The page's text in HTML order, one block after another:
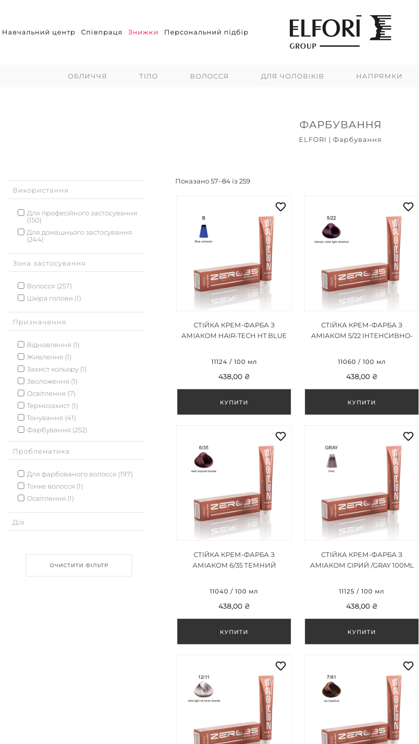
Навчальний центр Співпраця Знижки Персональний підбір
ОБЛИЧЧЯ ТІЛО ВОЛОССЯ ДЛЯ ЧОЛОВІКІВ НАПРЯМКИ
ФАРБУВАННЯ
ELFORI | Фарбування
Використання
Для професійного застосування
(150)
Для домашнього застосування
(244)
Зона застосування
Волосся (257)
Шкіра голови (1)
Призначення
Відновлення (1)
Живлення (1)
Захист кольору (1)
Зволоження (1)
Освітлення (7)
Термозахист (1)
Тонування (41)
Фарбування (252)
Проблематика
Для фарбованого волосся (197)
Тонке волосся (1)
Освітлення (1)
Дія
ОЧИСТИТИ ФІЛЬТР
Показано57–84 із 259
СТІЙКА КРЕМ-ФАРБА З
АМІАКОМ HAIR-TECH HT BLUE
11124 / 100 мл
438,00 ₴
СТІЙКА КРЕМ-ФАРБА З
АМІАКОМ 5/22 ІНТЕНСИВНО-
LIGHT CHESTNUT 100ML
11060 / 100 мл
438,00 ₴
СТІЙКА КРЕМ-ФАРБА З
АМІАКОМ 6/35 ТЕМНИЙ
11040 / 100 мл
438,00 ₴
СТІЙКА КРЕМ-ФАРБА З
АМІАКОМ СІРИЙ /GRAY 100ML
11125 / 100 мл
438,00 ₴